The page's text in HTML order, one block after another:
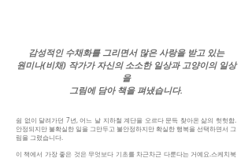
감성적인 수채화를 그리면서 많은 사랑을 받고 있는
원미나(비채) 작가가 자신의 소소한 일상과 고양이의 일상
을
그림에 담아 책을 펴냈습니다.
쉼 없이 달려가던 7년, 어느 날 지하철 계단을 오르다 문득 찾아온 삶의 헛헛함.
안정되지만 불확실한 일을 그만두고 불안정하지만 확실한 행복을 선택하면서 그
림을 그렸습니다.
이 책에서 가장 좋은 것은 무엇보다 기초를 차근차근 다룬다는 거예요.스케치북